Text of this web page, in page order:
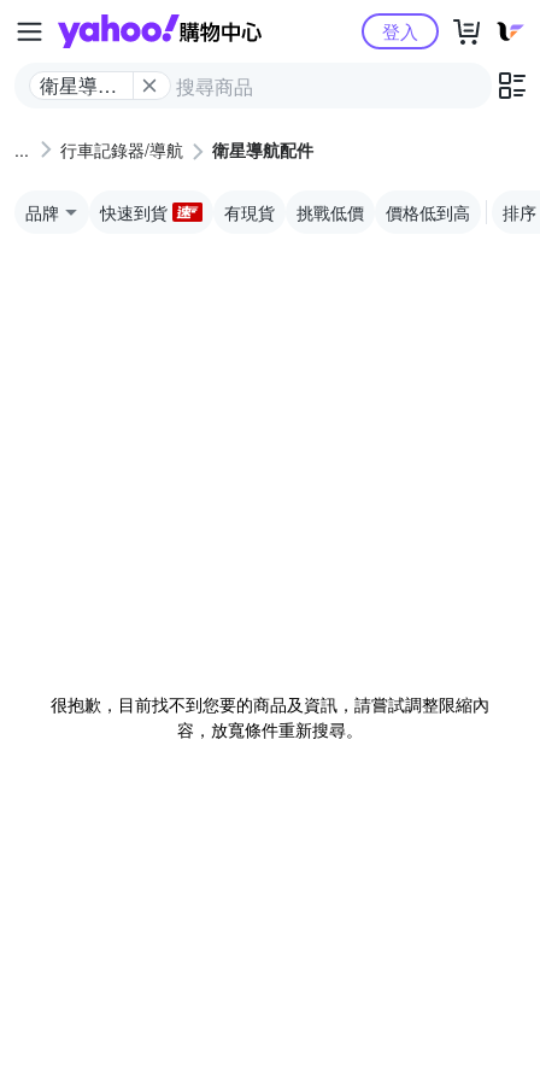
Yahoo購物中心
衛星導航
登入
行車記錄器/導航 衛星導航配件
品牌 快速到貨 有現貨 挑戰低價 價格低到高 排序
很抱歉，目前找不到您要的商品及資訊，請嘗試調整限縮內
容，放寬條件重新搜尋。